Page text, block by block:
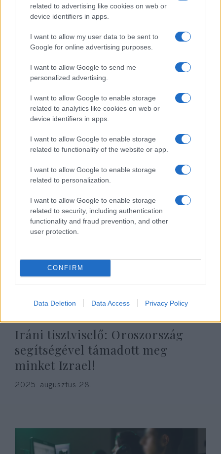
related to advertising like cookies on web or
device identifiers in apps.
I want to allow my user data to be sent to
Google for online advertising purposes.
I want to allow Google to send me
personalized advertising.
I want to allow Google to enable storage
related to analytics like cookies on web or
device identifiers in apps.
I want to allow Google to enable storage
related to functionality of the website or app.
I want to allow Google to enable storage
related to personalization.
I want to allow Google to enable storage
related to security, including authentication
functionality and fraud prevention, and other
user protection.
CONFIRM
Data Deletion Data Access Privacy Policy
2025. szeptember 15.
Videó: Iráni ballisztikus rakéta
talált el egy haifai felhőkarcolót
2025. szeptember 7.
Iráni tisztviselő: Oroszország
segítségével támadott meg
minket Izrael!
2025. augusztus 28.